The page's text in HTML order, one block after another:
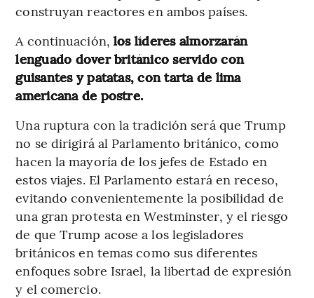
construyan reactores en ambos países.
A continuación, los líderes almorzarán
lenguado dover británico servido con
guisantes y patatas, con tarta de lima
americana de postre.
Una ruptura con la tradición será que Trump
no se dirigirá al Parlamento británico, como
hacen la mayoría de los jefes de Estado en
estos viajes. El Parlamento estará en receso,
evitando convenientemente la posibilidad de
una gran protesta en Westminster, y el riesgo
de que Trump acose a los legisladores
británicos en temas como sus diferentes
enfoques sobre Israel, la libertad de expresión
y el comercio.